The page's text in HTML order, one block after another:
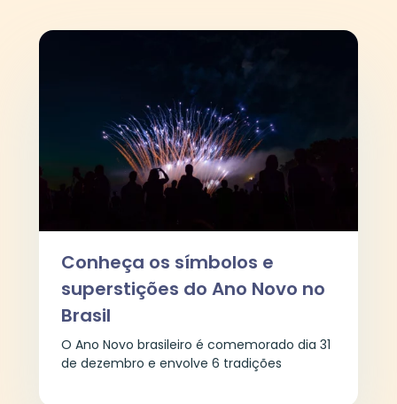
Conheça os símbolos e
superstições do Ano Novo no
Brasil
O Ano Novo brasileiro é comemorado dia 31
de dezembro e envolve 6 tradições